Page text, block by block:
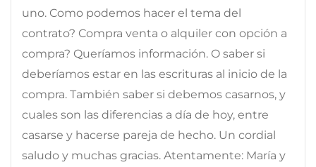
uno. Como podemos hacer el tema del
contrato? Compra venta o alquiler con opción a
compra? Queríamos información. O saber si
deberíamos estar en las escrituras al inicio de la
compra. También saber si debemos casarnos, y
cuales son las diferencias a día de hoy, entre
casarse y hacerse pareja de hecho. Un cordial
saludo y muchas gracias. Atentamente: María y